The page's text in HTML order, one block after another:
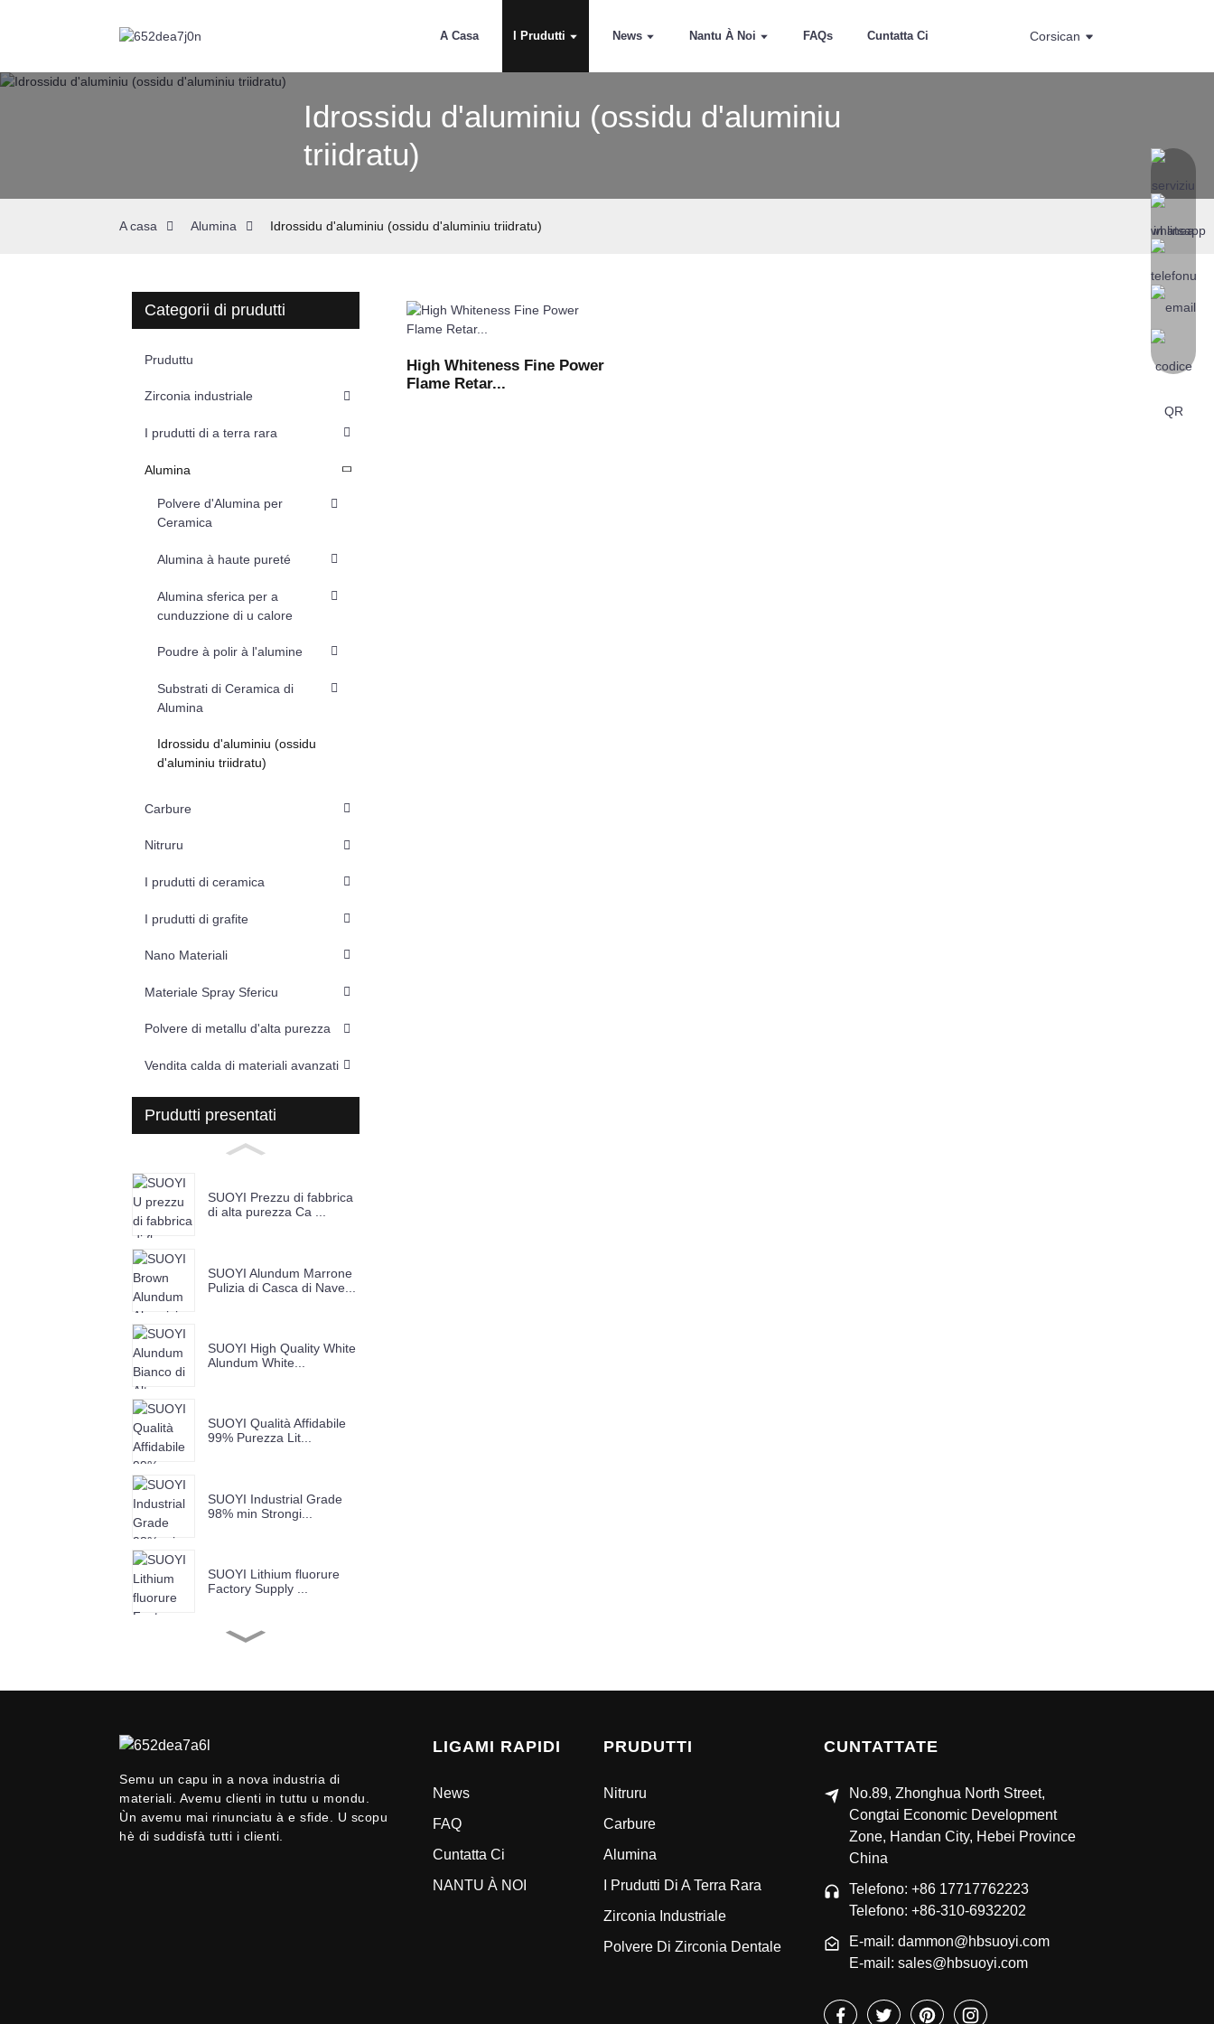
A Casa I Prudutti News Nantu À Noi FAQs Cuntatta Ci Corsican
Idrossidu d'aluminiu (ossidu d'aluminiu
triidratu)
A casa Alumina Idrossidu d'aluminiu (ossidu d'aluminiu triidratu)
Categorii di prudutti
Pruduttu
Zirconia industriale
I prudutti di a terra rara
Alumina
Polvere d'Alumina per
Ceramica
Alumina à haute pureté
Alumina sferica per a
cunduzzione di u calore
Poudre à polir à l'alumine
Substrati di Ceramica di
Alumina
Idrossidu d'aluminiu (ossidu
d'aluminiu triidratu)
Carbure
Nitruru
I prudutti di ceramica
I prudutti di grafite
Nano Materiali
Materiale Spray Sfericu
Polvere di metallu d'alta purezza
Vendita calda di materiali avanzati
Prudutti presentati
SUOYI Prezzu di fabbrica
di alta purezza Ca ...
SUOYI Alundum Marrone
Pulizia di Casca di Nave...
SUOYI High Quality White
Alundum White...
SUOYI Qualità Affidabile
99% Purezza Lit...
SUOYI Industrial Grade
98% min Strongi...
SUOYI Lithium fluorure
Factory Supply ...
Copper Oxide Ind...
Fornitore Suoyi 99,9%
-99,99% Niobium P...
High Whiteness Fine Power
Flame Retar...
Semu un capu in a nova industria di
materiali. Avemu clienti in tuttu u mondu.
Ùn avemu mai rinunciatu à e sfide. U scopu
hè di suddisfà tutti i clienti.
LIGAMI RAPIDI
News
FAQ
Cuntatta Ci
NANTU À NOI
PRUDUTTI
Nitruru
Carbure
Alumina
I Prudutti Di A Terra Rara
Zirconia Industriale
Polvere Di Zirconia Dentale
CUNTATTATE
No.89, Zhonghua North Street,
Congtai Economic Development
Zone, Handan City, Hebei Province
China
Telefono: +86 17717762223
Telefono: +86-310-6932202
E-mail: dammon@hbsuoyi.com
E-mail: sales@hbsuoyi.com